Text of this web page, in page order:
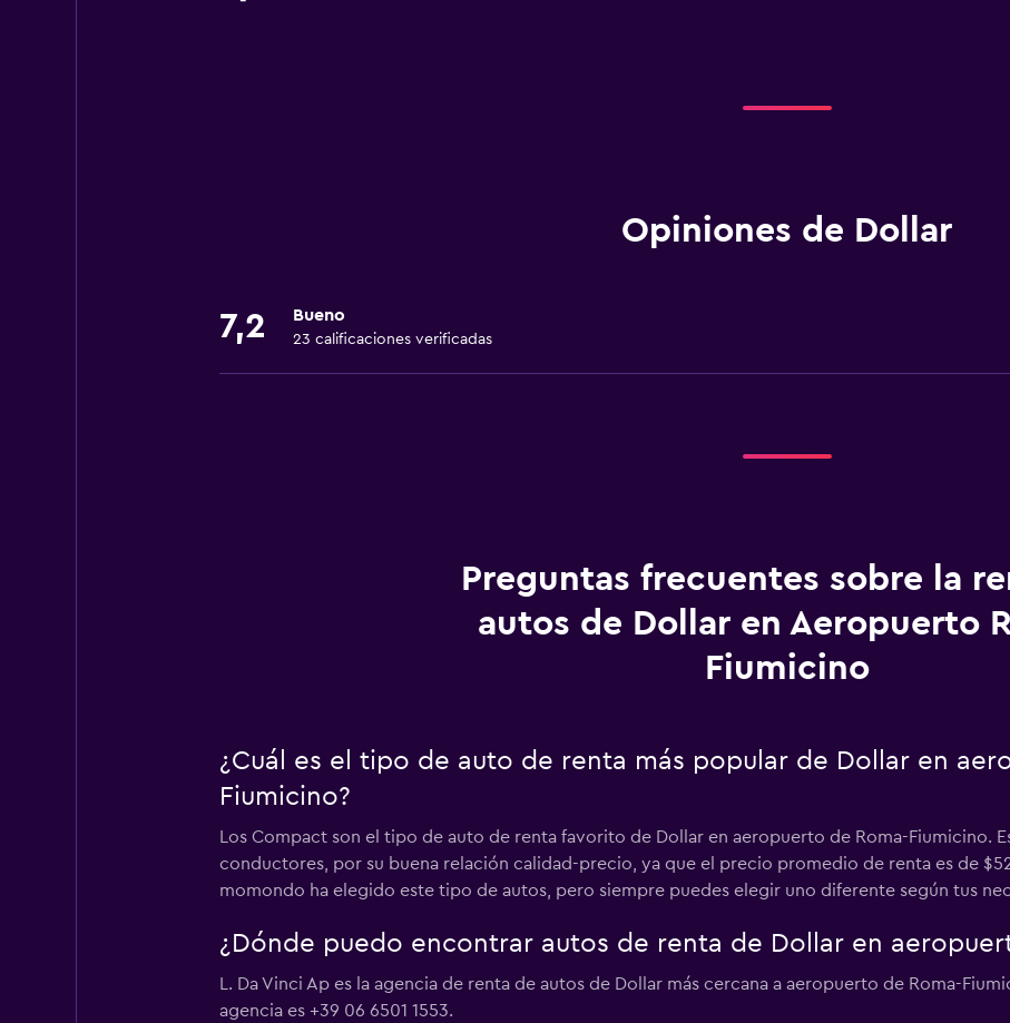
Opiniones de Dollar
7,2 Bueno
23 calificaciones verificadas
Preguntas frecuentes sobre la
autos de Dollar en Aeropuerto
Fiumicino
¿Cuál es el tipo de auto de renta más popular de Dollar en
Fiumicino?
Los Compact son el tipo de auto de renta favorito de Dollar en aeropuerto de Roma-Fiumicino.
conductores, por su buena relación calidad-precio, ya que el precio promedio de renta es de
momondo ha elegido este tipo de autos, pero siempre puedes elegir uno diferente según tus
¿Dónde puedo encontrar autos de renta de Dollar en
L. Da Vinci Ap es la agencia de renta de autos de Dollar más cercana a aeropuerto de Roma-
agencia es +39 06 6501 1553.